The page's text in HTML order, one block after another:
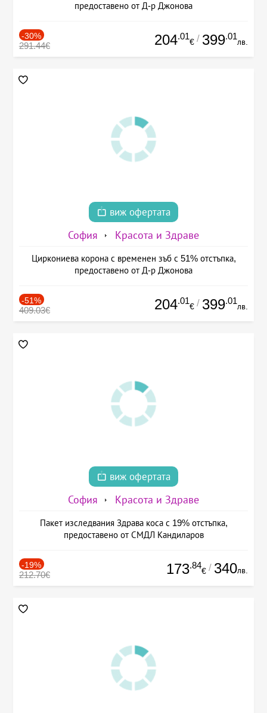
предоставено от Д-р Джонова
-30%
291.44€ 204.01
€ / 399.01
лв.
виж офертата
София Красота и Здраве
Циркониева корона с временен зъб с 51% отстъпка,
предоставено от Д-р Джонова
-51%
409.03€ 204.01
€ / 399.01
лв.
виж офертата
София Красота и Здраве
Пакет изследвания Здрава коса с 19% отстъпка,
предоставено от СМДЛ Кандиларов
-19%
212.70€ 173.84
€ / 340лв.